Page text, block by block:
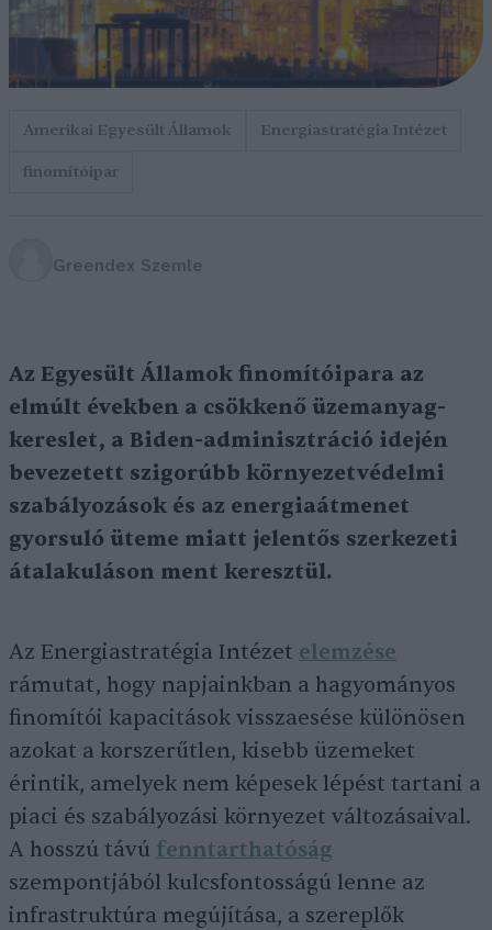
Amerikai Egyesült Államok
Energiastratégia Intézet
finomítóipar
Greendex Szemle
Az Egyesült Államok finomítóipara az
elmúlt években a csökkenő üzemanyag-
kereslet, a Biden-adminisztráció idején
bevezetett szigorúbb környezetvédelmi
szabályozások és az energiaátmenet
gyorsuló üteme miatt jelentős szerkezeti
átalakuláson ment keresztül.
Az Energiastratégia Intézet elemzése
rámutat, hogy napjainkban a hagyományos
finomítói kapacitások visszaesése különösen
azokat a korszerűtlen, kisebb üzemeket
érintik, amelyek nem képesek lépést tartani a
piaci és szabályozási környezet változásaival.
A hosszú távú fenntarthatóság
szempontjából kulcsfontosságú lenne az
infrastruktúra megújítása, a szereplők